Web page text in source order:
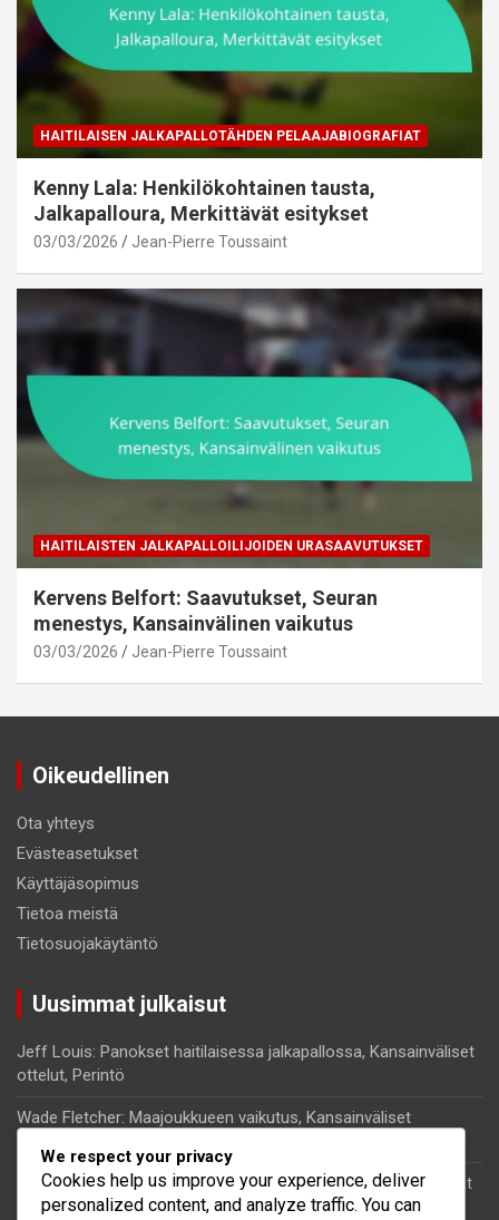
HAITILAISEN JALKAPALLOTÄHDEN PELAAJABIOGRAFIAT
Kenny Lala: Henkilökohtainen tausta,
Jalkapalloura, Merkittävät esitykset
03/03/2026 Jean-Pierre Toussaint
HAITILAISTEN JALKAPALLOILIJOIDEN URASAAVUTUKSET
Kervens Belfort: Saavutukset, Seuran
menestys, Kansainvälinen vaikutus
03/03/2026 Jean-Pierre Toussaint
Oikeudellinen
Ota yhteys
Evästeasetukset
Käyttäjäsopimus
Tietoa meistä
Tietosuojakäytäntö
Uusimmat julkaisut
Jeff Louis: Panokset haitilaisessa jalkapallossa, Kansainväliset
ottelut, Perintö
Wade Fletcher: Maajoukkueen vaikutus, Kansainväliset
Kenny Lala: Henkilökohtainen tausta, Jalkapalloura, Merkittävät
esitykset
We respect your privacy
Cookies help us improve your experience, deliver
personalized content, and analyze traffic. You can